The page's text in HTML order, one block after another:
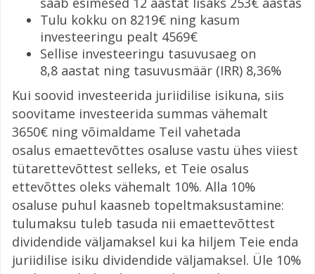
Tulu kokku on 8219€ ning kasum
investeeringu pealt 4569€
Sellise investeeringu tasuvusaeg on
8,8 aastat ning tasuvusmäär (IRR) 8,36%
Kui soovid investeerida juriidilise isikuna, siis
soovitame investeerida summas vähemalt
3650€ ning võimaldame Teil vahetada
osalus emaettevõttes osaluse vastu ühes viiest
tütarettevõttest selleks, et Teie osalus
ettevõttes oleks vähemalt 10%. Alla 10%
osaluse puhul kaasneb topeltmaksustamine:
tulumaksu tuleb tasuda nii emaettevõttest
dividendide väljamaksel kui ka hiljem Teie enda
juriidilise isiku dividendide väljamaksel. Üle 10%